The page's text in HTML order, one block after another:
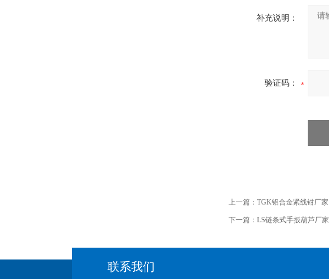
补充说明：
验证码：
上一篇： TGK铝合金紧线钳厂家
下一篇： LS链条式手扳葫芦厂家
联系我们